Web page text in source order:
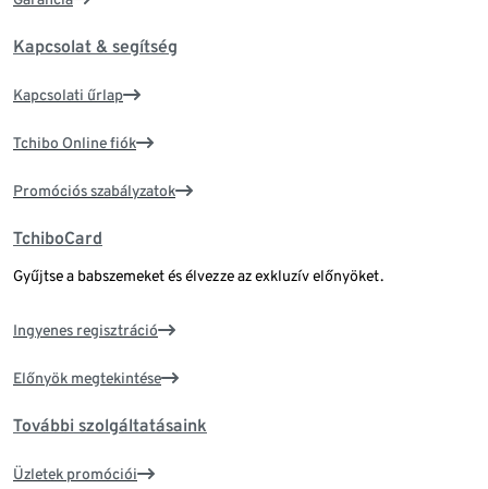
Kapcsolat & segítség
Kapcsolati űrlap
Tchibo Online fiók
Promóciós szabályzatok
TchiboCard
Gyűjtse a babszemeket és élvezze az exkluzív előnyöket.
Ingyenes regisztráció
Előnyök megtekintése
További szolgáltatásaink
Üzletek promóciói